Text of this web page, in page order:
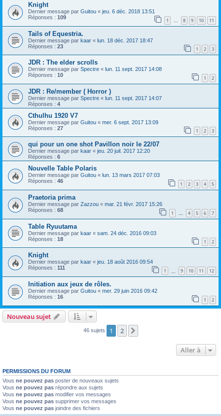
Knight
Dernier message par Guitou « jeu. 6 déc. 2018 13:51
Réponses : 109 1 … 8 9 10 11
Tails of Equestria.
Dernier message par kaar « lun. 18 déc. 2017 18:47
Réponses : 23 1 2 3
JDR : The elder scrolls
Dernier message par Spectre « lun. 11 sept. 2017 14:08
Réponses : 10 1 2
JDR : Re/member ( Horror )
Dernier message par Spectre « lun. 11 sept. 2017 14:07
Réponses : 4
Cthulhu 1920 V7
Dernier message par Guitou « mer. 6 sept. 2017 13:09
Réponses : 27 1 2 3
qui pour un one shot Pavillon noir le 22/07
Dernier message par kaar « jeu. 20 juil. 2017 12:20
Réponses : 6
Nouvelle Table Polaris
Dernier message par Guitou « lun. 13 mars 2017 07:03
Réponses : 46 1 2 3 4 5
Praetoria prima
Dernier message par Zazzou « mar. 21 févr. 2017 15:26
Réponses : 68 1 … 4 5 6 7
Table Ryuutama
Dernier message par kaar « sam. 24 déc. 2016 09:03
Réponses : 18 1 2
Knight
Dernier message par kaar « jeu. 18 août 2016 09:54
Réponses : 111 1 9 10 11 12
Initiation aux jeux de rôles.
Dernier message par Guitou « mer. 29 juin 2016 09:42
Réponses : 16 1 2
Nouveau sujet
46 sujets 1 2
Aller à
PERMISSIONS DU FORUM
Vous ne pouvez pas poster de nouveaux sujets
Vous ne pouvez pas répondre aux sujets
Vous ne pouvez pas modifier vos messages
Vous ne pouvez pas supprimer vos messages
Vous ne pouvez pas joindre des fichiers